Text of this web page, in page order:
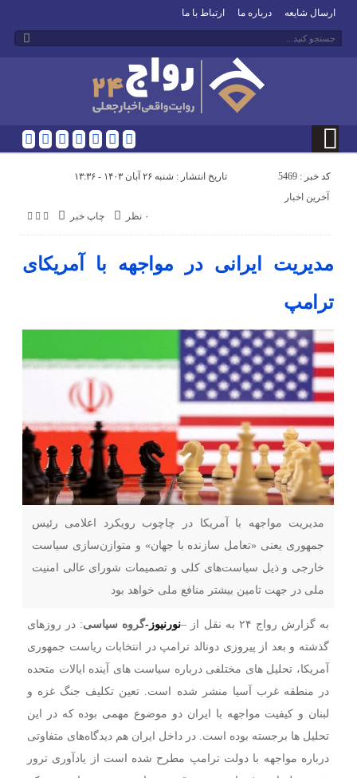
ارسال شایعه درباره ما ارتباط با ما
کد خبر : 5469 تاریخ انتشار : شنبه ۲۶ آبان ۱۴۰۳ - ۱۳:۳۶
چاپ خبر ۰ نظر
آخرین اخبار
مدیریت ایرانی در مواجهه با آمریکای
ترامپ
مدیریت مواجهه با آمریکا در چاچوب رویکرد اعلامی رئیس
جمهوری یعنی «تعامل سازنده با جهان» و متوازن‌سازی سیاست
خارجی و ذیل سیاست‌های کلی و تصمیمات شورای عالی امنیت
ملی در جهت تامین بیشتر منافع ملی خواهد بود
به گزارش رواج ۲۴ به نقل از – نورنیوز-گروه سیاسی: در روزهای
گذشته و بعد از پیروزی دونالد ترامپ در انتخابات ریاست جمهوری
آمریکا، تحلیل های مختلفی درباره سیاست های آینده ایالات متحده
در منطقه غرب آسیا منشر شده است. تعین تکلیف جنگ غزه و
لبنان و کیفیت مواجهه با ایران دو موضوع مهمی بوده که در این
تحلیل ها برجسته بوده است. در داخل ایران هم دیدگاه‌های متفاوتی
درباره مواجهه با دولت ترامپ مطرح شده است از یادآوری ترور